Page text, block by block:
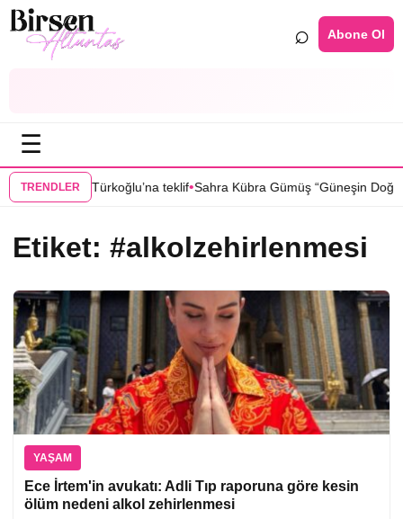
⌕ Abone Ol
☰
TRENDLERSıla Türkoğlu’na teklif•Sahra Kübra Gümüş “Güneşin
Etiket: #alkolzehirlenmesi
YAŞAM
Ece İrtem'in avukatı: Adli Tıp raporuna göre kesin
ölüm nedeni alkol zehirlenmesi